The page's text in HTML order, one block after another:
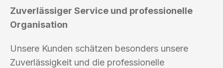
Zuverlässiger Service und professionelle
Organisation
Unsere Kunden schätzen besonders unsere
Zuverlässigkeit und die professionelle